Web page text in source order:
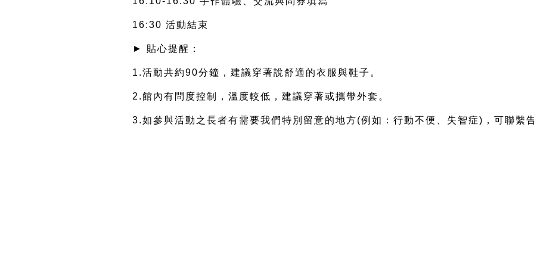
16:30 活動結束
► 貼心提醒：
1.活動共約90分鐘，建議穿著說舒適的衣服與鞋子。
2.館內有問度控制，溫度較低，建議穿著或攜帶外套。
3.如參與活動之長者有需要我們特別留意的地方(例如：行動不便、失智症)，可聯繫